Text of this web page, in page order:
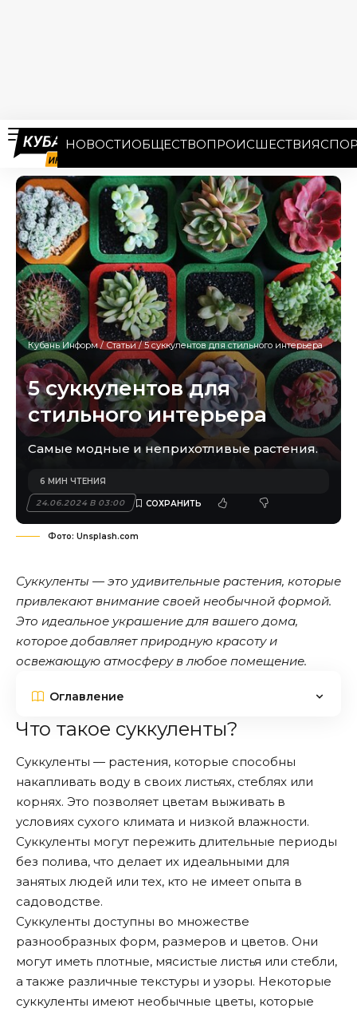
НОВОСТИОБЩЕСТВОПРОИСШЕСТВИЯ
Кубань Информ/Статьи/5 суккулентов для стильного интерьера
5 суккулентов для
стильного интерьера
Самые модные и неприхотливые растения.
24.06.2024 В 03:00
6 МИН ЧТЕНИЯ
Фото: Unsplash.com
Суккуленты — это удивительные растения, которые
привлекают внимание своей необычной формой.
Это идеальное украшение для вашего дома,
которое добавляет природную красоту и
освежающую атмосферу в любое помещение.
Оглавление
Что такое суккуленты?
Суккуленты — растения, которые способны
накапливать воду в своих листьях, стеблях или
корнях. Это позволяет цветам выживать в
условиях сухого климата и низкой влажности.
Суккуленты могут пережить длительные периоды
без полива, что делает их идеальными для
занятых людей или тех, кто не имеет опыта в
садоводстве.
Суккуленты доступны во множестве
разнообразных форм, размеров и цветов. Они
могут иметь плотные, мясистые листья или стебли,
а также различные текстуры и узоры. Некоторые
суккуленты имеют необычные цветы, которые